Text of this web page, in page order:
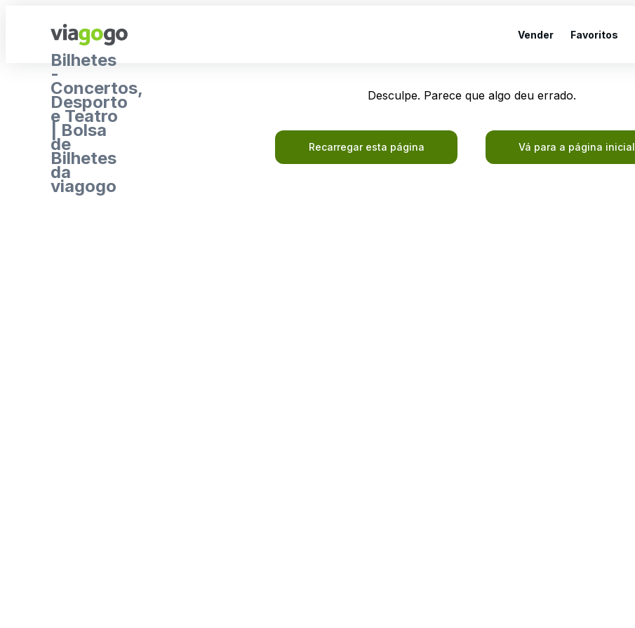
Bilhetes
-
Concertos,
Desporto
e Teatro
| Bolsa
de
Bilhetes
da
viagogo
Vender Favoritos
Desculpe. Parece que algo deu errado.
Recarregar esta página Vá para a página inicial